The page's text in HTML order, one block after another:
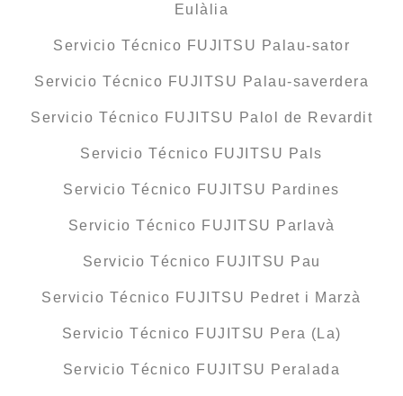
Eulàlia
Servicio Técnico FUJITSU Palau-sator
Servicio Técnico FUJITSU Palau-saverdera
Servicio Técnico FUJITSU Palol de Revardit
Servicio Técnico FUJITSU Pals
Servicio Técnico FUJITSU Pardines
Servicio Técnico FUJITSU Parlavà
Servicio Técnico FUJITSU Pau
Servicio Técnico FUJITSU Pedret i Marzà
Servicio Técnico FUJITSU Pera (La)
Servicio Técnico FUJITSU Peralada